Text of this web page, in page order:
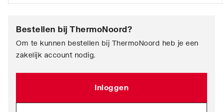
Bestellen bij ThermoNoord?
Om te kunnen bestellen bij ThermoNoord heb je een
zakelijk account nodig.
Inloggen